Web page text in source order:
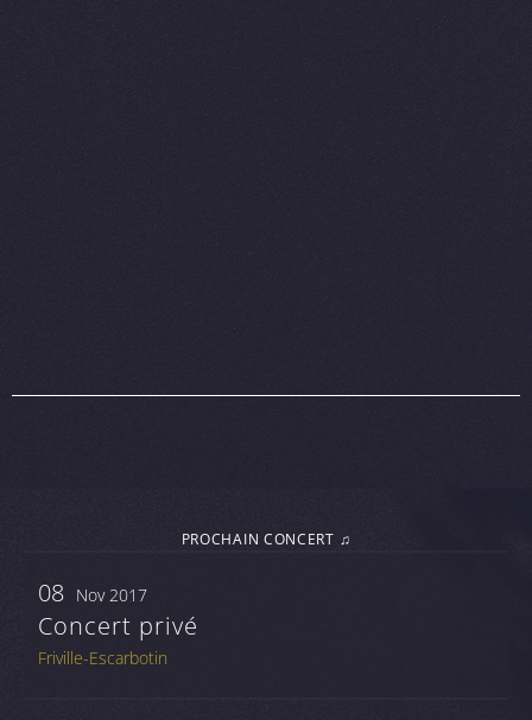
PROCHAIN CONCERT ♫
08 Nov 2017
Concert privé
Friville-Escarbotin